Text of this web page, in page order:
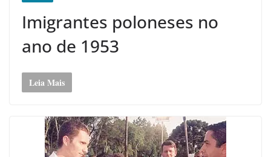
Imigrantes poloneses no
ano de 1953
Leia Mais